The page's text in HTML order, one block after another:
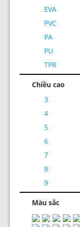
EVA
PVC
PA
PU
TPR
Chiều cao
3
4
5
6
7
8
9
Màu sắc
Thiết Kế Website